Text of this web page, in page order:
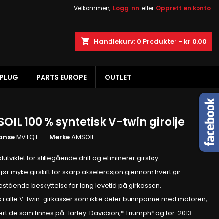
Velkommen, Logg inn eller Opprett en konto
Handlekurv 0 Produkter - kr 0.00
PARTS EUROPE OUTLET
100 % syntetisk V-twin girolje
MVTQT MerkeAMSOIL
for stillegående drift og eliminerer girstøy.
myke girskift for skarp akselerasjon gjennom hvert gir.
beskyttelse for lang levetid på girkassen.
i alle V-twin-girkasser som ikke deler bunnpanne med motoren,
de som finnes på Harley-Davidson,* Triumph* og før-2013